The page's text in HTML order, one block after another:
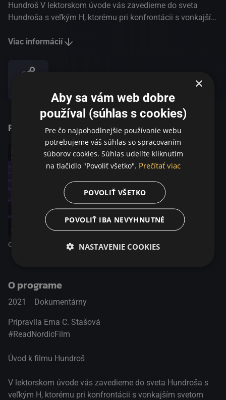
Hundroš V lektorskom úvode vás zavedieme do sveta
Hundroša s veľkým H, ktorému pri konfrontácii s vonkajším
ktoré neskôr vyšli knižne, zožali veľký ohlas a mrzutý
C. Stašová priblíži spoločenský kontext a pokúsi sa
Severania sú a do akej miery kniha hundroš reflektuje
fínsku národnú povahu. Úvod k filmu pripravil
Škandinávsky dom v rámci svojho dlhodobého projektu
Severská literatúra v srdci Európy. Viac informácií nájdete
na www.skandinavskydum.cz
Viac informácií
Podobné tituly
CineTalk #6 – Záhada Silver Lake
O programe
2021 Dokumentárny
Pripravila Ema C. Stašová
#ReadNordicFilm
Úvod k filmu Hundroš
V lektorskom úvode vás zavedieme do sveta Hundroša s
veľkým H, ktorému pri konfrontácii s vonkajším svetom
×
Aby sa vám web dobre
používal (súhlas s cookies)
Pre čo najpohodlnejšie používanie webu
potrebujeme váš súhlas so spracovaním
súborov cookies. Súhlas udelíte kliknutím
na tlačidlo "Povoliť všetko". Prečítať viac
POVOLIŤ VŠETKO
POVOLIŤ IBA NEVYHNUTNÉ
NASTAVENIE COOKIES